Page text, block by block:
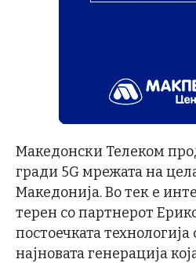
Македонски Телеком
гради 5G мрежата на
Македонија. Во тек е
терен со партнерот
постоечката
најновата генерација